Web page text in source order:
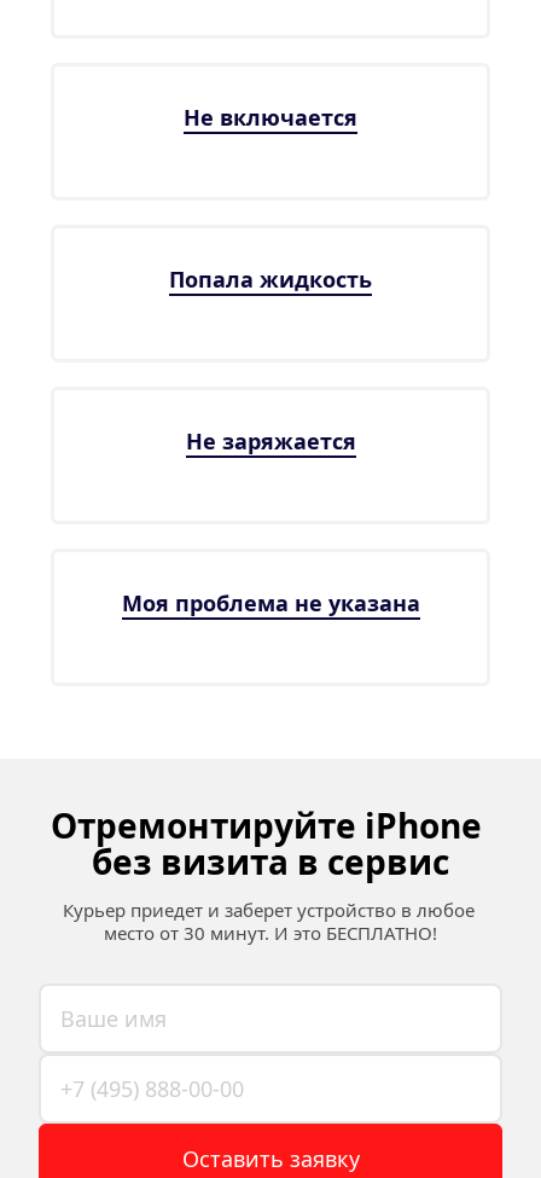
Не включается
Попала жидкость
Не заряжается
Моя проблема не указана
Отремонтируйте iPhone
без визита в сервис
Курьер приедет и заберет устройство в любое
место от 30 минут. И это БЕСПЛАТНО!
Оставить заявку